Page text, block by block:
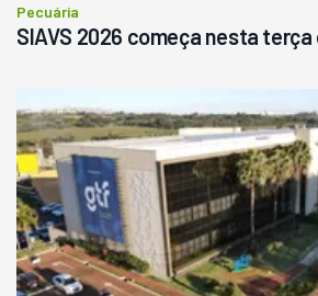
Pecuária
SIAVS 2026 começa nesta terça